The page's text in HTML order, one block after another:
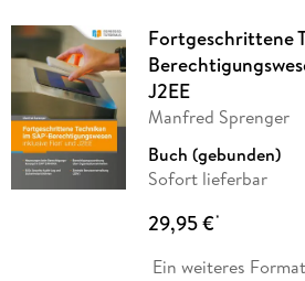
Fortgeschrittene
J2EE
Manfred Sprenger
Buch (gebunden)
Sofort lieferbar
29,95 €*
Ein weiteres Format